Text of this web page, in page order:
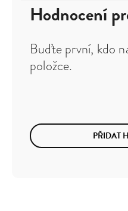
Hodnocení
Buďte první, kdo
položce.
PŘIDAT